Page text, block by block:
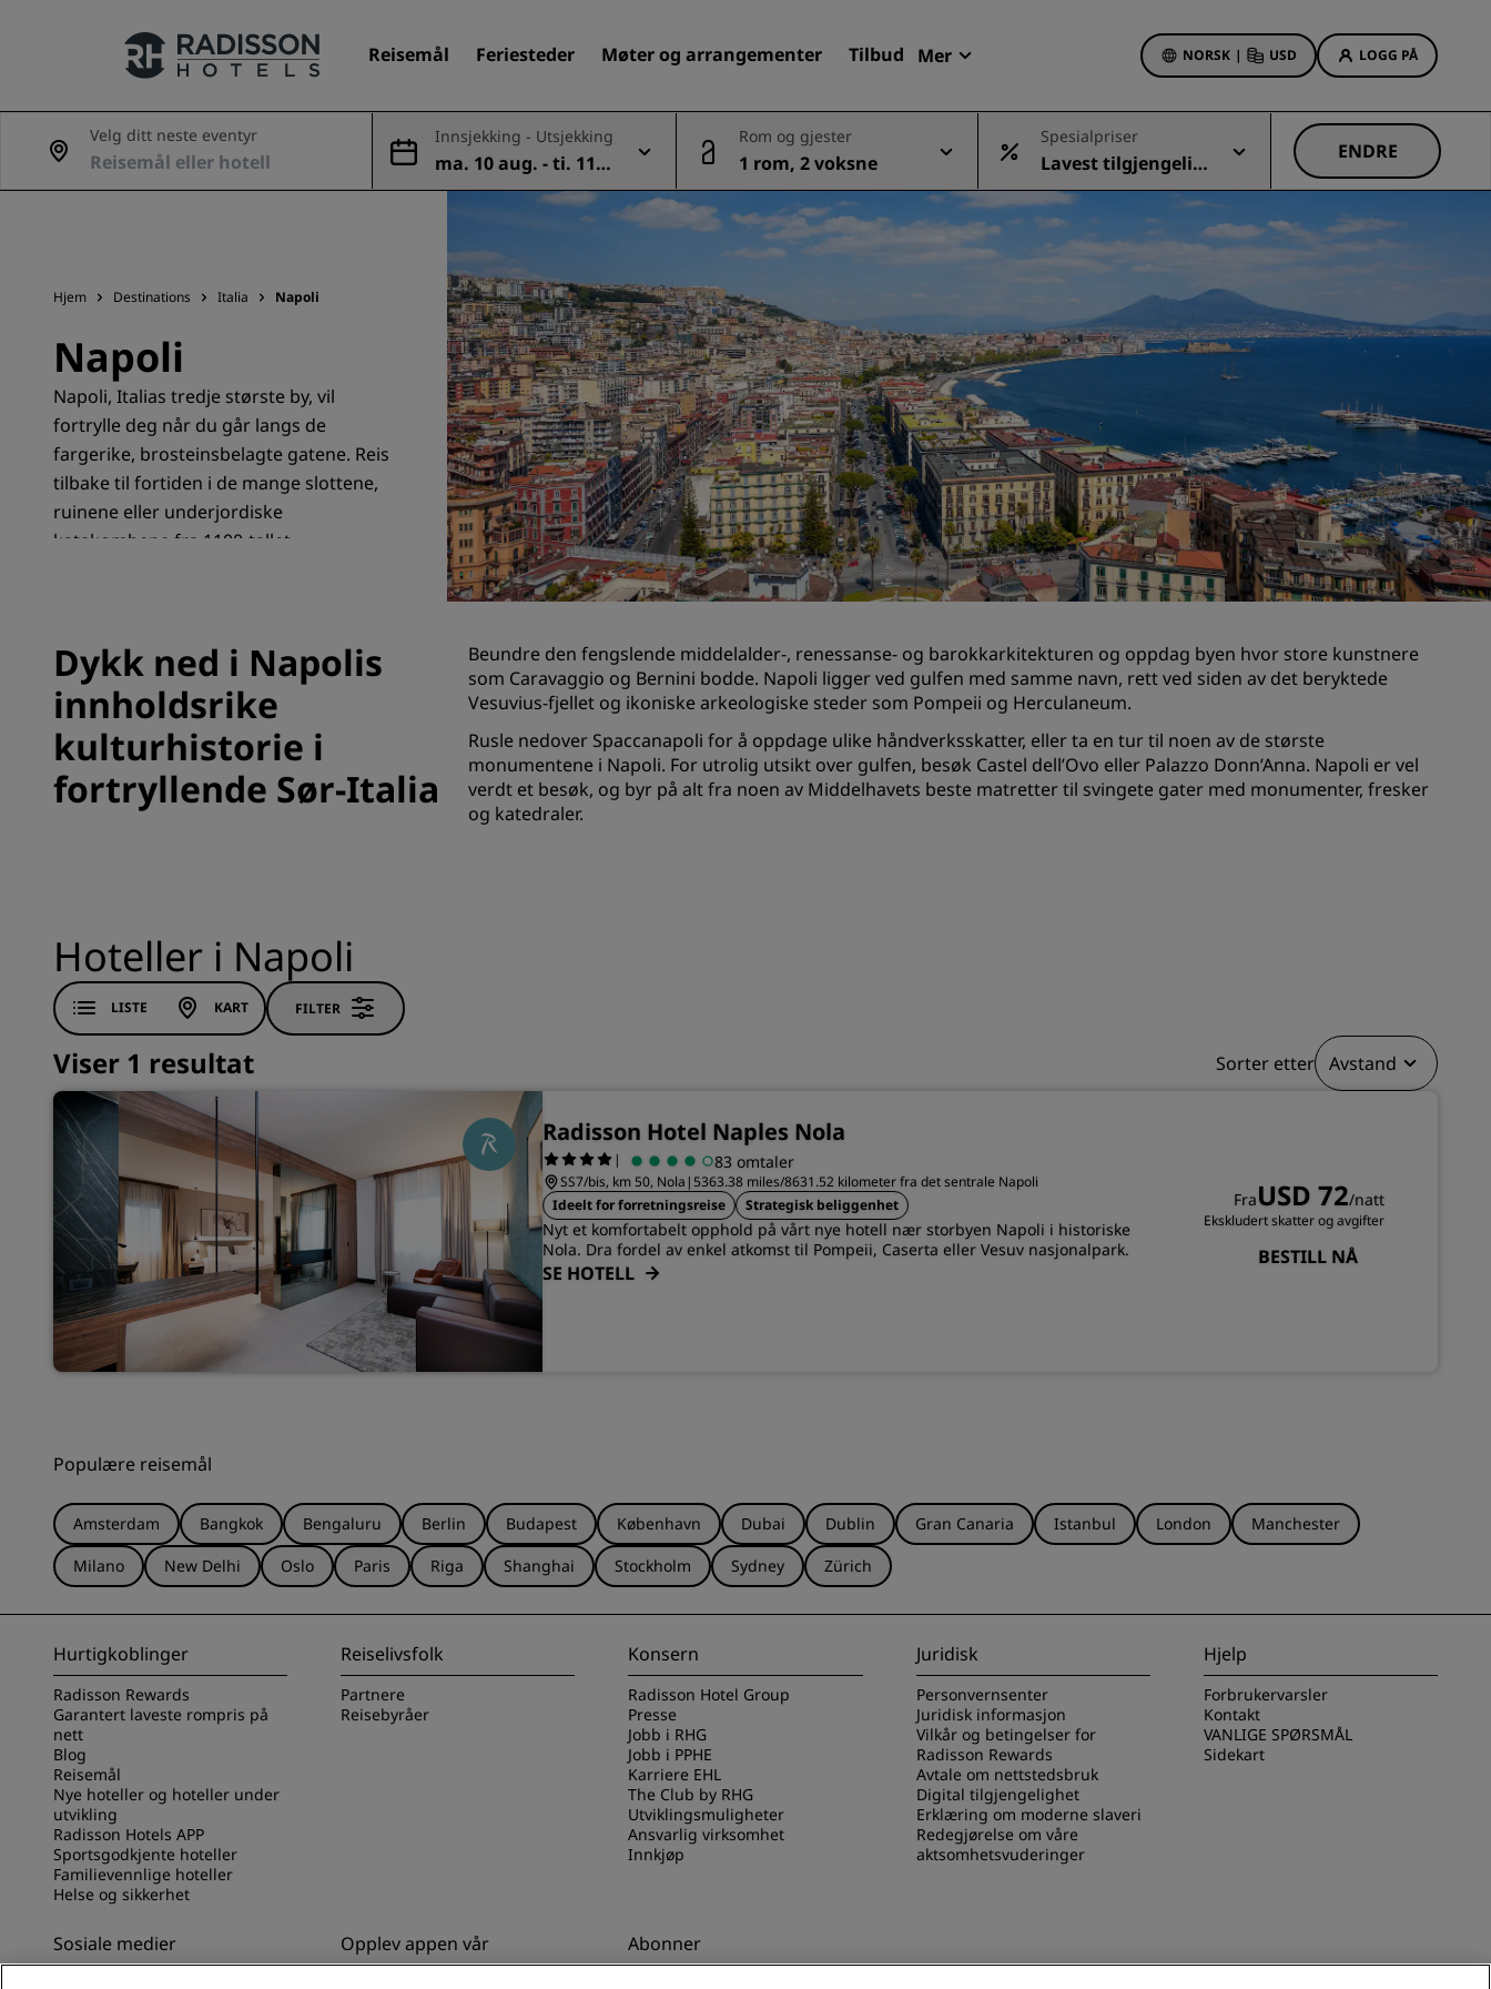
Reisemål Feriesteder Møter og arrangementer Tilbud Mer
Radisson Rewards
Mine bestillinger
NORSK | USD LOGG PÅ
Merkevarene våre
Finn ditt hotell
Reisemål
Feriesteder
Flyplasshoteller
Nye og kommende hoteller
Møter og arrangementer
Opplev Radisson Meetings
Bestill et møterom
Be om et tilbud
Arrangementsreisemål
Bransjeløsninger
Søk etter flyvninger
Søk etter flyvninger
Matservering
Hotelltilbud
Oppdag våre tilbud
Første gang er det ekstra
Deals of the Day
Bestill på forhånd
Se pakkene våre
Familievennlige hoteller
Rad Pets
Bryllupslokaler
Bærekraftige opphold
Forretningsreisende
Hoteller i sentrum
Radisson Rewards
Velg ditt neste eventyr Innsjekking - Utsjekking
ma. 10 aug. - ti. 11 a
ug.
Rom og gjester
1 rom, 2 voksne
Spesialpriser
Lavest tilgjengelig
pris
ENDRE
Hjem Destinations Italia Napoli
Napoli
Napoli, Italias tredje største by, vil
fortrylle deg når du går langs de
fargerike, brosteinsbelagte gatene. Reis
tilbake til fortiden i de mange slottene,
ruinene eller underjordiske
katakombene fra 1100-tallet.
Dykk ned i Napolis
innholdsrike
kulturhistorie i
fortryllende Sør-Italia
Beundre den fengslende middelalder-, renessanse- og barokkarkitekturen og oppdag byen hvor store kunstnere
som Caravaggio og Bernini bodde. Napoli ligger ved gulfen med samme navn, rett ved siden av det beryktede
Vesuvius-fjellet og ikoniske arkeologiske steder som Pompeii og Herculaneum.
Rusle nedover Spaccanapoli for å oppdage ulike håndverksskatter, eller ta en tur til noen av de største
monumentene i Napoli. For utrolig utsikt over gulfen, besøk Castel dell’Ovo eller Palazzo Donn’Anna. Napoli er vel
verdt et besøk, og byr på alt fra noen av Middelhavets beste matretter til svingete gater med monumenter, fresker
og katedraler.
Hoteller i Napoli
LISTE KART FILTER
Viser 1 resultat Sorter etter Avstand
Radisson Hotel Naples Nola
| 83 omtaler
SS7/bis, km 50, Nola |5363.38 miles/8631.52 kilometer fra det sentrale Napoli
Ideelt for forretningsreise
Strategisk beliggenhet
Nyt et komfortabelt opphold på vårt nye hotell nær storbyen Napoli i historiske
Nola. Dra fordel av enkel atkomst til Pompeii, Caserta eller Vesuv nasjonalpark.
SE HOTELL
FraUSD 72/natt
Ekskludert skatter og avgifter
BESTILL NÅ
Populære reisemål
Amsterdam Bangkok Bengaluru Berlin Budapest København Dubai Dublin Gran Canaria Istanbul London
Manchester
Milano
New Delhi Oslo Paris Riga Shanghai Stockholm Sydney Zürich
Hurtigkoblinger
Radisson Rewards
Garantert laveste rompris på
nett
Blog
Reisemål
Nye hoteller og hoteller under
utvikling
Radisson Hotels APP
Sportsgodkjente hoteller
Familievennlige hoteller
Helse og sikkerhet
Reiselivsfolk
Partnere
Reisebyråer
Konsern
Radisson Hotel Group
Presse
Jobb i RHG
Jobb i PPHE
Karriere EHL
The Club by RHG
Utviklingsmuligheter
Ansvarlig virksomhet
Innkjøp
Juridisk
Personvernsenter
Juridisk informasjon
Vilkår og betingelser for
Radisson Rewards
Avtale om nettstedsbruk
Digital tilgjengelighet
Erklæring om moderne slaveri
Redegjørelse om våre
aktsomhetsvuderinger
Hjelp
Forbrukervarsler
Kontakt
VANLIGE SPØRSMÅL
Sidekart
Sosiale medier Opplev appen vår Abonner